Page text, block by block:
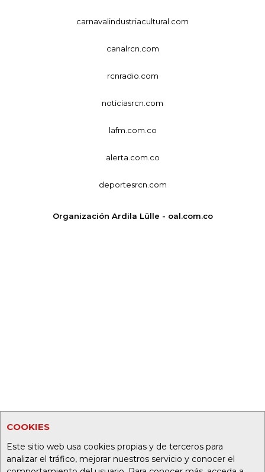
COOKIES
Este sitio web usa cookies propias y de terceros para
analizar el tráfico, mejorar nuestros servicio y conocer el
carnavalindustriacultural.com
canalrcn.com
rcnradio.com
noticiasrcn.com
lafm.com.co
alerta.com.co
deportesrcn.com
Organización Ardila Lülle - oal.com.co